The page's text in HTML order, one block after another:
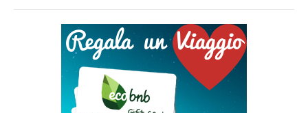
possibilità per rendere la vostra vacanza un’esperienza
indimenticabile, e green, sono tantissime. Abbiamo intervistato
chi è impegnato in nuove proposte di turismo sostenibile e
siamo partiti insieme alla scoperta slow del Garda Bresciano o